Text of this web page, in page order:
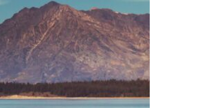
© Shutterstock
Weitere Reisearten
Insidertipps
News